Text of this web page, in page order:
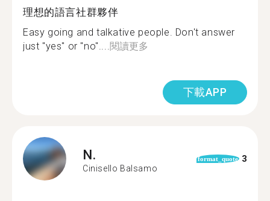
理想的語言社群夥伴
Easy going and talkative people. Don't answer
just "yes" or "no"....閱讀更多
下載APP
N.
Cinisello Balsamo
format_quote 3